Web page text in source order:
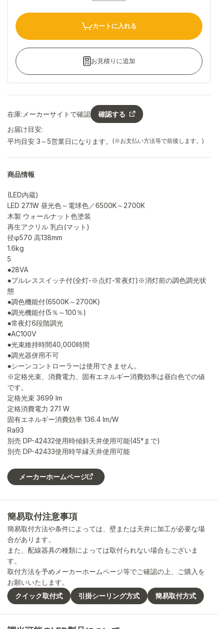
カートに入れる
お見積りに追加
在庫: メーカーサイトで確認
確認する
お届け目安:
平均目安 3～5営業日になります。
(※お支払い方法等で前後します。)
商品情報
(LED内蔵)
LED 27.1W 昼光色～電球色／6500K～2700K
木製 ウォールナット色塗装
再生アクリル 乳白(マット)
径φ570 高138mm
1.6kg
5
●28VA
●プルレススイッチ付(全灯-※点灯-常夜灯)※消灯前の調色調光状
態
●調色機能付(6500K～2700K)
●調光機能付(5％～100％)
●常夜灯6段階調光
●AC100V
●光束維持時間40,000時間
●調光器併用不可
●シーンコントローラーは使用できません。
※定格光束、消費電力、固有エネルギー消費効率は昼白色での値
です。
定格光束 3699 lm
定格消費電力 27.1 W
固有エネルギー消費効率 136.4 lm/W
Ra93
別売 DP-42432使用時傾斜天井使用可能(45°まで)
別売 DP-42433使用時竿縁天井使用可能
メーカーホームページ
簡易取付注意事項
簡易取付方法や条件によっては、壁または天井に加工が必要な場
合があります。
また、配線器具の種類によっては取付られない場合もございま
す。
取付方法を予めメーカーホームページ等でご確認の上、ご購入を
お願いいたします。
クイック取付式
引掛シーリング方式 簡易取付方式